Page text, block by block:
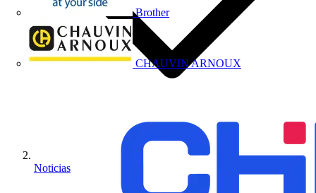
Brother
CHAUVIN ARNOUX
Noticias